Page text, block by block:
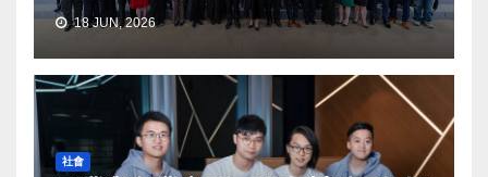
18 JUN, 2026
社會